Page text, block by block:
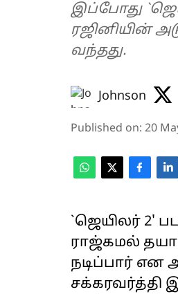
இப்போது
ரஜினியின்
வந்தது.
Johnson
Published on: 20
`ஜெயிலர் 2'
ராஜ்கமல்
நடிப்பார் என
சக்கரவர்த்தி